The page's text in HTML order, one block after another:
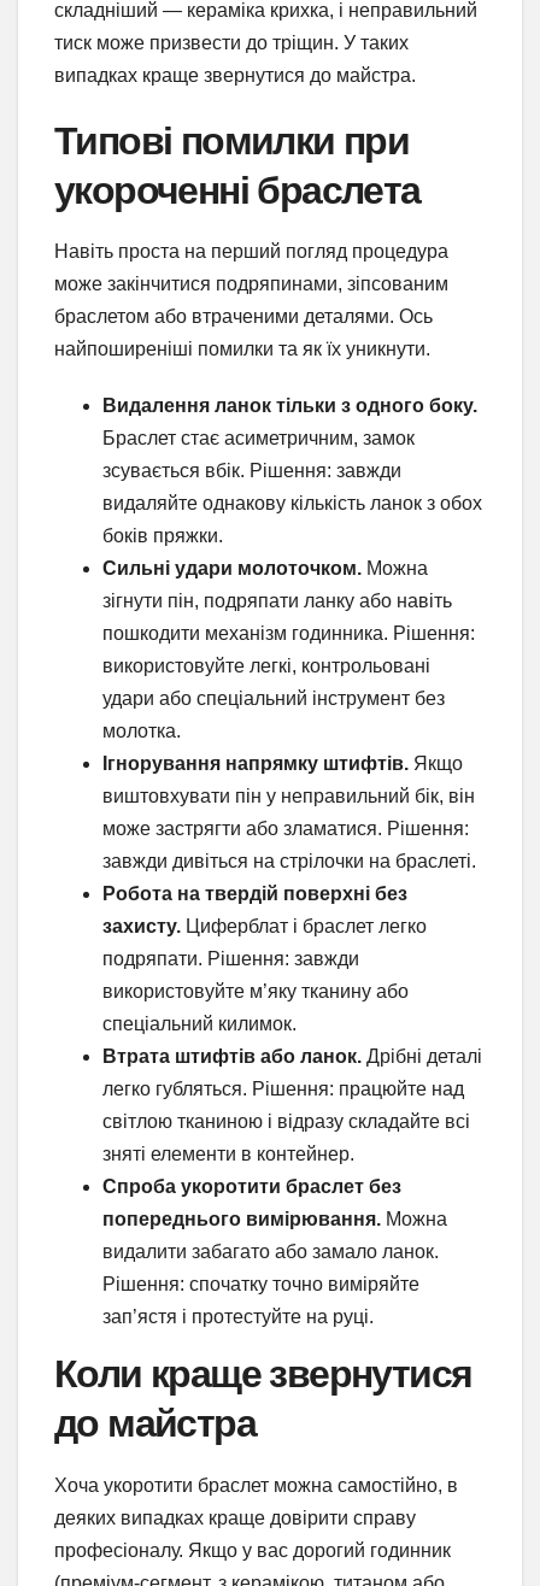
складніший — кераміка крихка, і неправильний
тиск може призвести до тріщин. У таких
випадках краще звернутися до майстра.
Типові помилки при
укороченні браслета
Навіть проста на перший погляд процедура
може закінчитися подряпинами, зіпсованим
браслетом або втраченими деталями. Ось
найпоширеніші помилки та як їх уникнути.
Видалення ланок тільки з одного боку.
Браслет стає асиметричним, замок
зсувається вбік. Рішення: завжди
видаляйте однакову кількість ланок з обох
боків пряжки.
Сильні удари молоточком. Можна
зігнути пін, подряпати ланку або навіть
пошкодити механізм годинника. Рішення:
використовуйте легкі, контрольовані
удари або спеціальний інструмент без
молотка.
Ігнорування напрямку штифтів. Якщо
виштовхувати пін у неправильний бік, він
може застрягти або зламатися. Рішення:
завжди дивіться на стрілочки на браслеті.
Робота на твердій поверхні без
захисту. Циферблат і браслет легко
подряпати. Рішення: завжди
використовуйте м’яку тканину або
спеціальний килимок.
Втрата штифтів або ланок. Дрібні деталі
легко губляться. Рішення: працюйте над
світлою тканиною і відразу складайте всі
зняті елементи в контейнер.
Спроба укоротити браслет без
попереднього вимірювання. Можна
видалити забагато або замало ланок.
Рішення: спочатку точно виміряйте
зап’ястя і протестуйте на руці.
Коли краще звернутися
до майстра
Хоча укоротити браслет можна самостійно, в
деяких випадках краще довірити справу
професіоналу. Якщо у вас дорогий годинник